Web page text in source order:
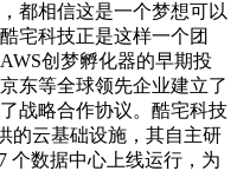
都相信这是一个梦想可以
宅科技正是这样一个团
创梦孵化器的早期投
东等全球领先企业建立了
战略合作协议。酷宅科技
的云基础设施，其自主研
个数据中心上线运行，为